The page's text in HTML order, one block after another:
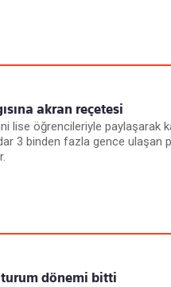
akran reçetesi
lise öğrencileriyle paylaşarak
3 binden fazla gence ulaşan
dönemi bitti